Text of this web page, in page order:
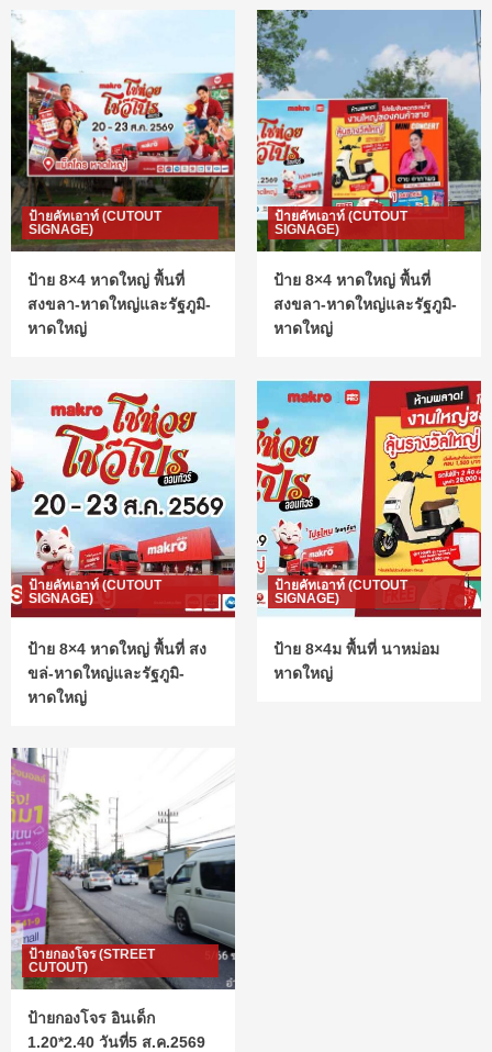
ป้ายคัทเอาท์ (CUTOUT
SIGNAGE)
ป้าย 8×4 หาดใหญ่ พื้นที่
สงขลา-หาดใหญ่และรัฐภูมิ-
หาดใหญ่
ป้ายคัทเอาท์ (CUTOUT
SIGNAGE)
ป้าย 8×4 หาดใหญ่ พื้นที่
สงขลา-หาดใหญ่และรัฐภูมิ-
หาดใหญ่
ป้ายคัทเอาท์ (CUTOUT
SIGNAGE)
ป้าย 8×4 หาดใหญ่ พื้นที่ สง
ขล่-หาดใหญ่และรัฐภูมิ-
หาดใหญ่
ป้ายคัทเอาท์ (CUTOUT
SIGNAGE)
ป้าย 8×4ม พื้นที่ นาหม่อม
หาดใหญ่
ป้ายกองโจร (STREET
CUTOUT)
ป้ายกองโจร อินเด็ก
1.20*2.40 วันที่5 ส.ค.2569